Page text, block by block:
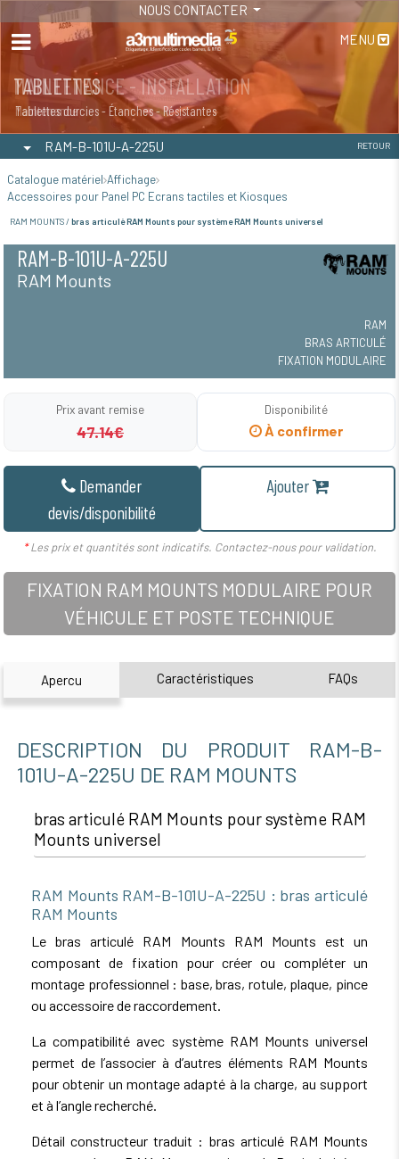
NOUS CONTACTER
MENU
MAINTENANCE - INSTALLATION
Maintenance
TABLETTES
Tablettes durcies - Étanches - Résistantes
RAM-B-101U-A-225U RETOUR
Catalogue matériel Affichage
Accessoires pour Panel PC Ecrans tactiles et Kiosques
RAM MOUNTS / bras articulé RAM Mounts pour système RAM Mounts universel
RAM-B-101U-A-225U
RAM Mounts
RAM
BRAS ARTICULÉ
FIXATION MODULAIRE
Prix avant remise
47.14€
Disponibilité
À confirmer
Demander
devis/disponibilité
Ajouter
*Les prix et quantités sont indicatifs. Contactez-nous pour validation.
FIXATION RAM MOUNTS MODULAIRE POUR
VÉHICULE ET POSTE TECHNIQUE
Apercu Caractéristiques FAQs
DESCRIPTION DU PRODUIT RAM-B-
101U-A-225U DE RAM MOUNTS
bras articulé RAM Mounts pour système RAM
Mounts universel
RAM Mounts RAM-B-101U-A-225U : bras articulé
RAM Mounts
Le bras articulé RAM Mounts RAM Mounts est un
composant de fixation pour créer ou compléter un
montage professionnel : base, bras, rotule, plaque, pince
ou accessoire de raccordement.
La compatibilité avec système RAM Mounts universel
permet de l’associer à d’autres éléments RAM Mounts
pour obtenir un montage adapté à la charge, au support
et à l’angle recherché.
Détail constructeur traduit : bras articulé RAM Mounts